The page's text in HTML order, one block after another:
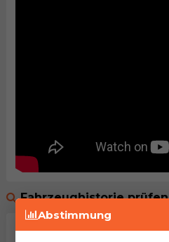
Fahrzeughistorie prüfen
Abstimmung